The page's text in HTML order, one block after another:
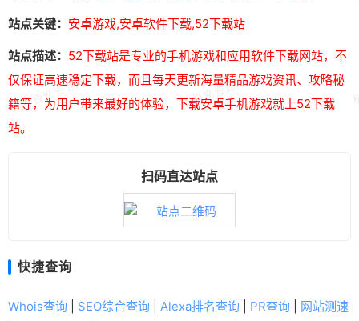
站点关键： 安卓游戏,安卓软件下载,52下载站
站点描述： 52下载站是专业的手机游戏和应用软件下载网站，不
仅保证高速稳定下载，而且每天更新海量精品游戏资讯、攻略秘
籍等，为用户带来最好的体验，下载安卓手机游戏就上52下载
站。
扫码直达站点
快捷查询
Whois查询 SEO综合查询 Alexa排名查询 PR查询
网站测速